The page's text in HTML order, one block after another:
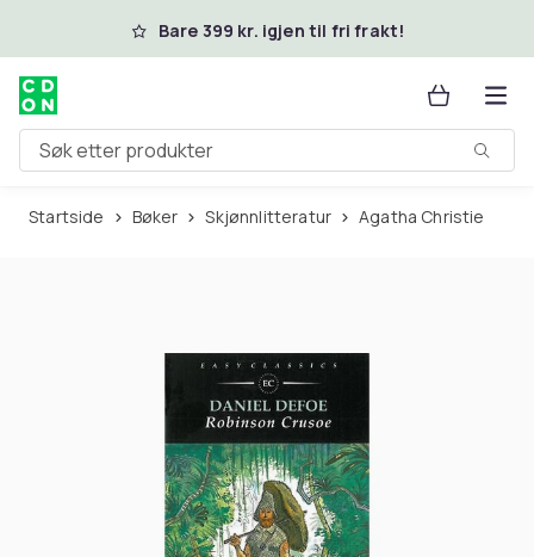
Hopp til hovedinnholdBare 399 kr. igjen til fri frakt!
Søk etter produkter
Startside Bøker Skjønnlitteratur Agatha Christie